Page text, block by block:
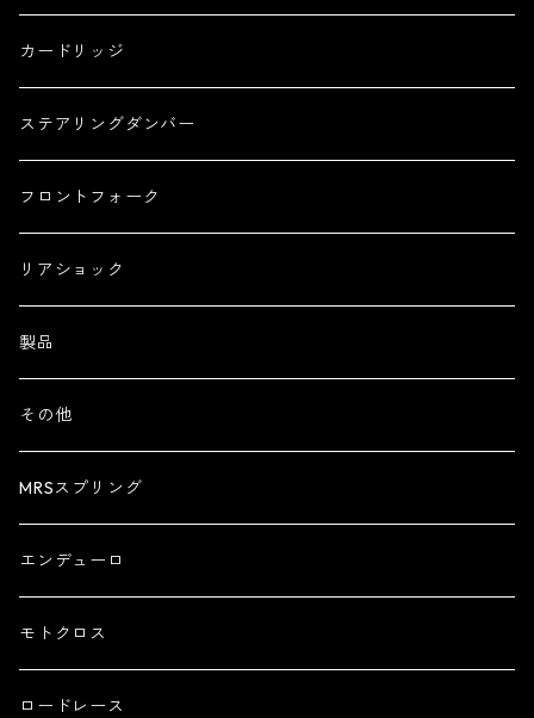
カードリッジ
ステアリングダンバー
フロントフォーク
リアショック
製品
その他
MRSスプリング
エンデューロ
モトクロス
ロードレース